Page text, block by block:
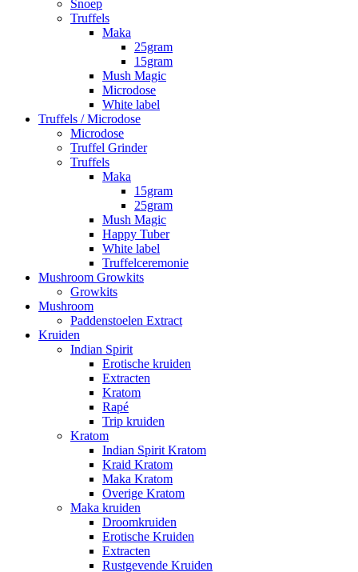
Snoep
Truffels
Maka
25gram
15gram
Mush Magic
Microdose
White label
Truffels / Microdose
Microdose
Truffel Grinder
Truffels
Maka
15gram
25gram
Mush Magic
Happy Tuber
White label
Truffelceremonie
Mushroom Growkits
Growkits
Mushroom
Paddenstoelen Extract
Kruiden
Indian Spirit
Erotische kruiden
Extracten
Kratom
Rapé
Trip kruiden
Kratom
Indian Spirit Kratom
Kraid Kratom
Maka Kratom
Overige Kratom
Maka kruiden
Droomkruiden
Erotische Kruiden
Extracten
Rustgevende Kruiden